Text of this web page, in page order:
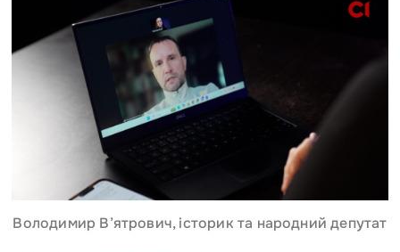
Володимир В’ятрович, історик та народний депутат